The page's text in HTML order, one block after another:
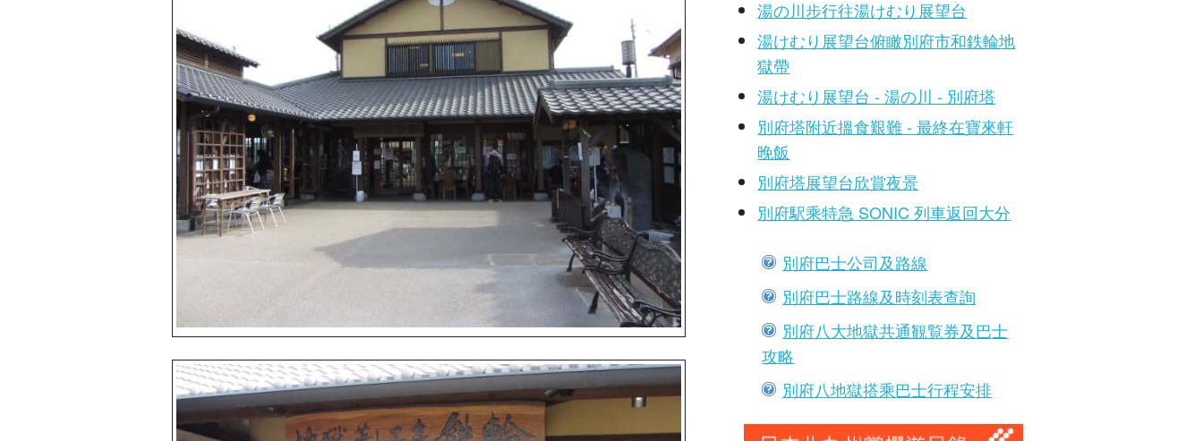
湯の川步行往湯けむり展望台
湯けむり展望台俯瞰別府市和鉄輪地
獄帶
湯けむり展望台 - 湯の川 - 別府塔
別府塔附近搵食艱難 - 最終在寶來軒
晚飯
別府塔展望台欣賞夜景
別府駅乘特急 SONIC 列車返回大分
別府巴士公司及路線
別府巴士路線及時刻表查詢
別府八大地獄共通観覧券及巴士
攻略
別府八地獄搭乘巴士行程安排